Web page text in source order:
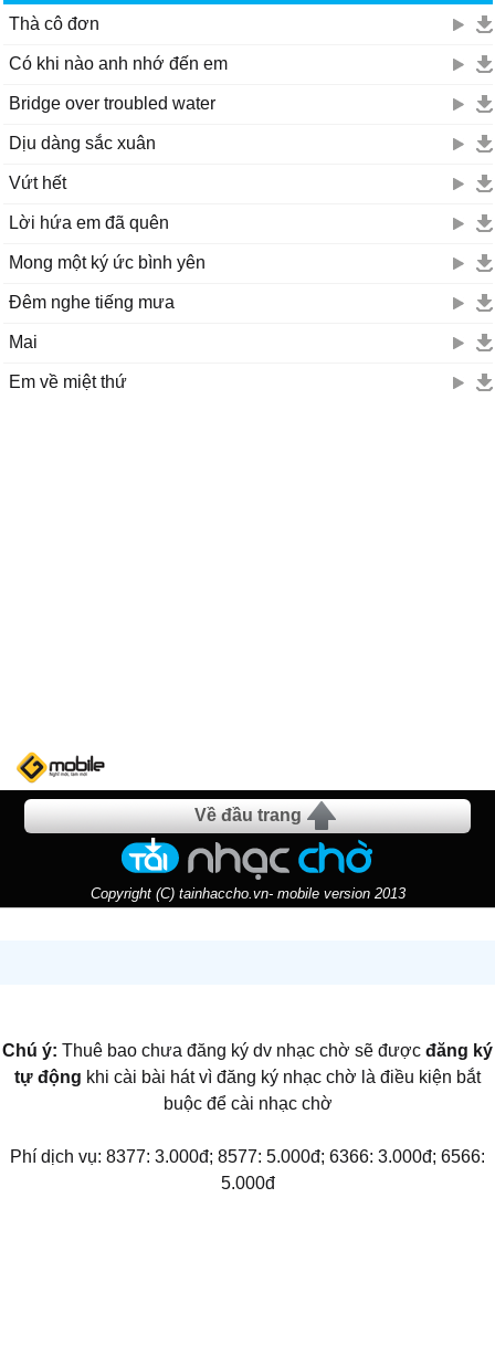
Thà cô đơn
Có khi nào anh nhớ đến em
Bridge over troubled water
Dịu dàng sắc xuân
Vứt hết
Lời hứa em đã quên
Mong một ký ức bình yên
Đêm nghe tiếng mưa
Mai
Em về miệt thứ
Về đầu trang
Copyright (C) tainhaccho.vn- mobile version 2013
Chú ý: Thuê bao chưa đăng ký dv nhạc chờ sẽ được đăng ký
tự động khi cài bài hát vì đăng ký nhạc chờ là điều kiện bắt
buộc để cài nhạc chờ
Phí dịch vụ: 8377: 3.000đ; 8577: 5.000đ; 6366: 3.000đ; 6566:
5.000đ